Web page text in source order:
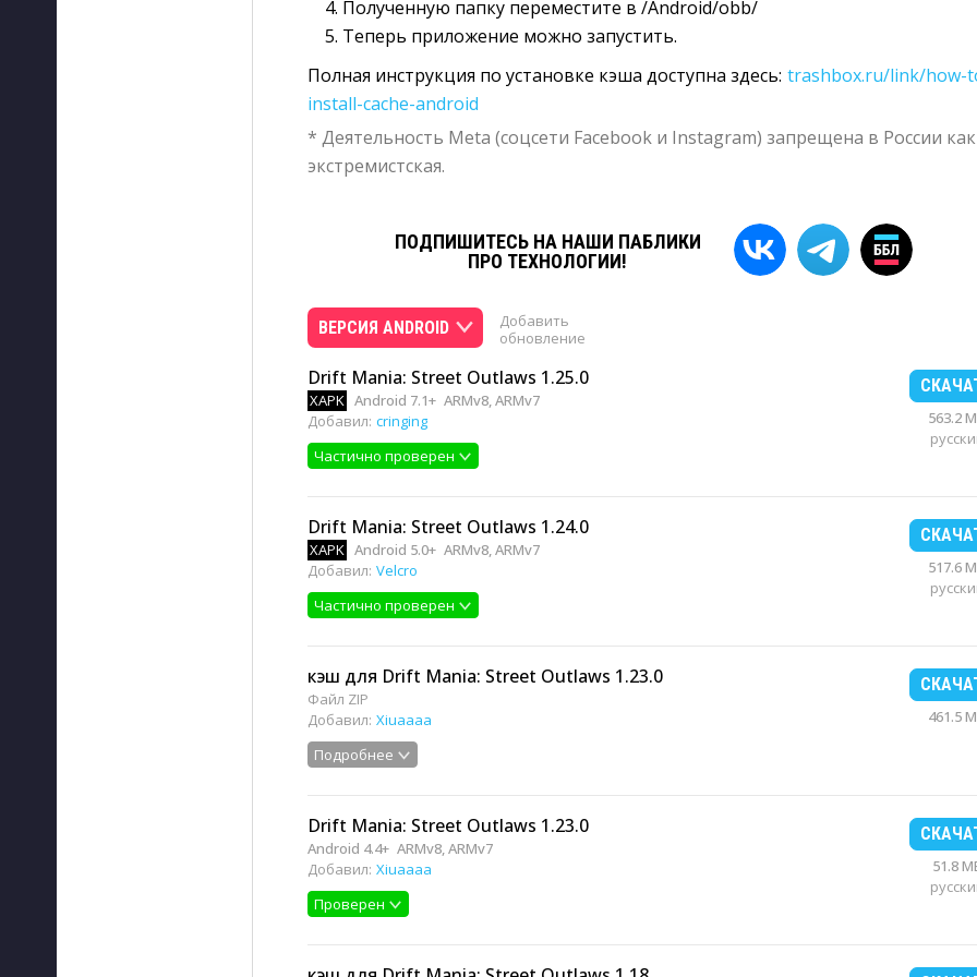
Полученную папку переместите в /Android/obb/
Теперь приложение можно запустить.
Полная инструкция по установке кэша доступна здесь: trashbox.ru/link/how-
install-cache-android
* Деятельность Meta (соцсети Facebook и Instagram) запрещена в России как
экстремистская.
ПОДПИШИТЕСЬ НА НАШИ ПАБЛИКИ
ПРО ТЕХНОЛОГИИ!
ВЕРСИЯ ANDROID
Добавить
обновление
Drift Mania: Street Outlaws 1.25.0
XAPK Android 7.1+ ARMv8, ARMv7
Добавил: cringing
Частично проверен
563.2
Drift Mania: Street Outlaws 1.24.0
XAPK Android 5.0+ ARMv8, ARMv7
Добавил: Velcro
Частично проверен
517.6
кэш для Drift Mania: Street Outlaws 1.23.0
Файл ZIP
Добавил: Xiuaaaa
Подробнее
461.5
Drift Mania: Street Outlaws 1.23.0
Android 4.4+ ARMv8, ARMv7
Добавил: Xiuaaaa
Проверен
51.8